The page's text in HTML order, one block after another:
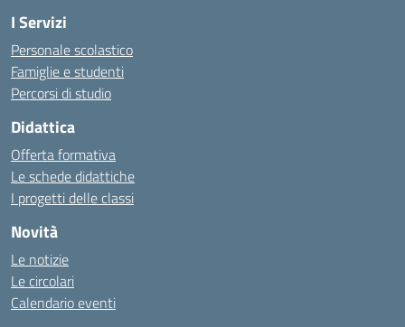
I Servizi
Personale scolastico
Famiglie e studenti
Percorsi di studio
Didattica
Offerta formativa
Le schede didattiche
I progetti delle classi
Novità
Le notizie
Le circolari
Calendario eventi